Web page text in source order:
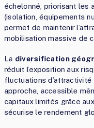
échelonné, priorisant les
(isolation, équipements
permet de maintenir
mobilisation massive de
La diversification
réduit l’exposition aux
fluctuations
approche, accessible
capitaux limités grâce
sécurise le rendement